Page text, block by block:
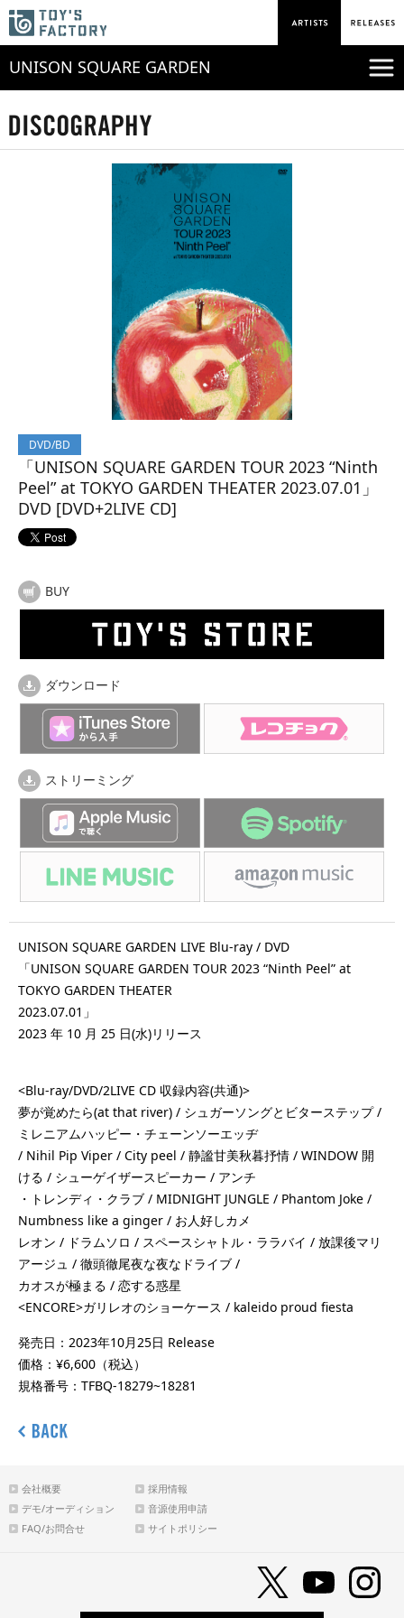
UNISON SQUARE GARDEN
DVD/BD
「UNISON SQUARE GARDEN TOUR 2023 “Ninth
Peel” at TOKYO GARDEN THEATER 2023.07.01」
DVD [DVD+2LIVE CD]
BUY
ダウンロード
ストリーミング
UNISON SQUARE GARDEN LIVE Blu-ray / DVD
「UNISON SQUARE GARDEN TOUR 2023 “Ninth Peel” at
TOKYO GARDEN THEATER
2023.07.01」
2023 年 10 月 25 日(水)リリース
<Blu-ray/DVD/2LIVE CD 収録内容(共通)>
夢が覚めたら(at that river) / シュガーソングとビターステップ /
ミレニアムハッピー・チェーンソーエッヂ
/ Nihil Pip Viper / City peel / 静謐甘美秋暮抒情 / WINDOW 開
ける / シューゲイザースピーカー / アンチ
・トレンディ・クラブ / MIDNIGHT JUNGLE / Phantom Joke /
Numbness like a ginger / お人好しカメ
レオン / ドラムソロ / スペースシャトル・ララバイ / 放課後マリ
アージュ / 徹頭徹尾夜な夜なドライブ /
カオスが極まる / 恋する惑星
<ENCORE>ガリレオのショーケース / kaleido proud fiesta
発売日：2023年10月25日 Release
価格：¥6,600（税込）
規格番号：TFBQ-18279~18281
会社概要
採用情報
デモ/オーディション
音源使用申請
FAQ/お問合せ
サイトポリシー